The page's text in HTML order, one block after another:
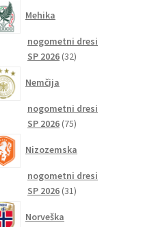
Mehika
nogometni dresi
SP 2026 3232
Nemčija
nogometni dresi
SP 2026 7575
Nizozemska
nogometni dresi
SP 2026 3131
Norveška